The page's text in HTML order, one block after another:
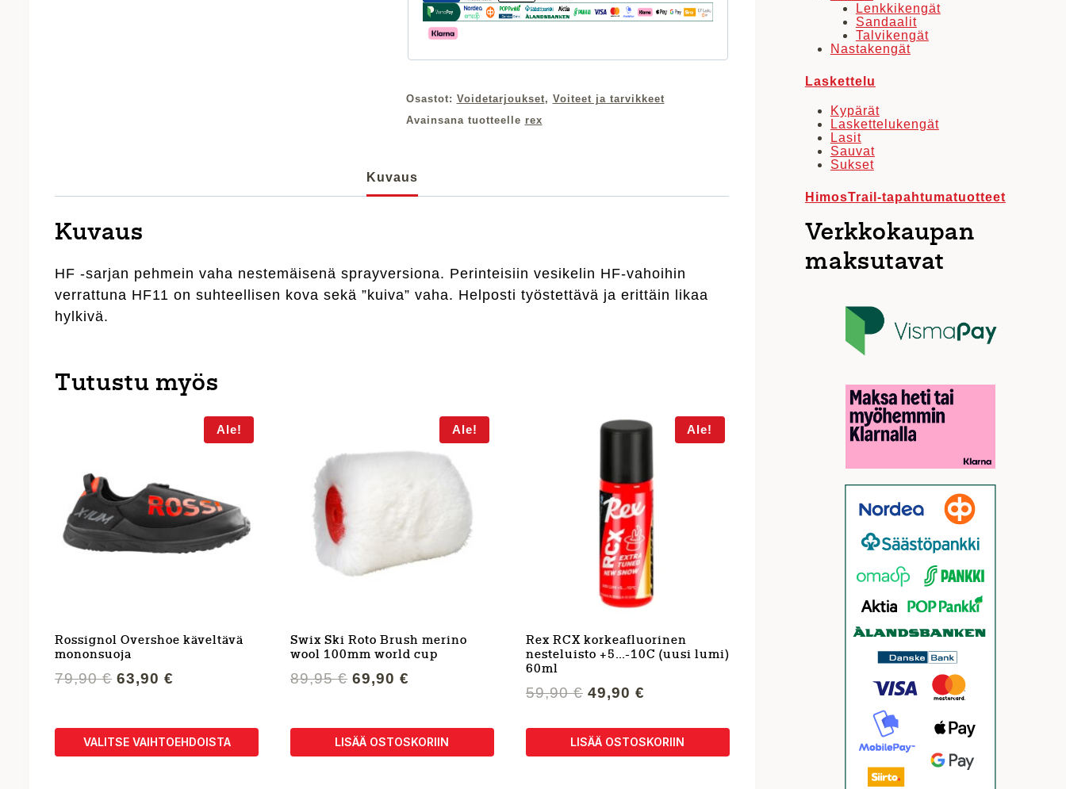
Osastot: Voidetarjoukset, Voiteet ja tarvikkeet
Avainsana tuotteelle rex
Kuvaus
Kuvaus
HF -sarjan pehmein vaha nestemäisenä sprayversiona. Perinteisiin vesikelin HF-vahoihin
verrattuna HF11 on suhteellisen kova sekä ”kuiva” vaha. Helposti työstettävä ja erittäin likaa
hylkivä.
Tutustu myös
Ale!
Rossignol Overshoe käveltävä
mononsuoja
79,90€ Alkuperäinen
79,90 €.
63,90€
63,90 €.
VALITSE VAIHTOEHDOISTA
Ale!
Swix Ski Roto Brush merino
wool 100mm world cup
89,95€ Alkuperäinen
89,95 €.
69,90€
69,90 €.
LISÄÄ OSTOSKORIIN
Ale!
Rex RCX korkeafluorinen
nesteluisto +5…-10C (uusi lumi)
60ml
59,90€ Alkuperäinen
oli:
59,90 €.
49,90 €
on:
49,90 €.
LISÄÄ OSTOSKORIIN
Lenkkikengät
Sandaalit
Talvikengät
Nastakengät
Laskettelu
Kypärät
Laskettelukengät
Lasit
Sauvat
Sukset
HimosTrail-tapahtumatuotteet
Verkkokaupan
maksutavat